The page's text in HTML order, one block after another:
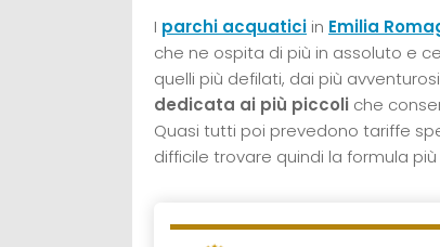
I parchi acquatici in Emilia
che ne ospita di più in assoluto e
quelli più defilati, dai più
dedicata ai più piccoli che
Quasi tutti poi prevedono tariffe
difficile trovare quindi la formula